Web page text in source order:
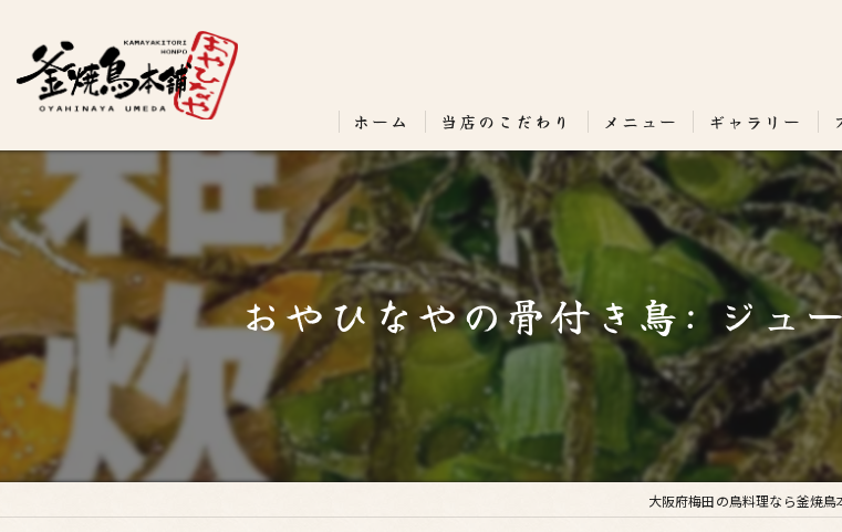
ホーム 当店のこだわり メニュー ギャラリー
おやひなやの骨付き鳥: ジュ
大阪府梅田の鳥料理なら釜焼